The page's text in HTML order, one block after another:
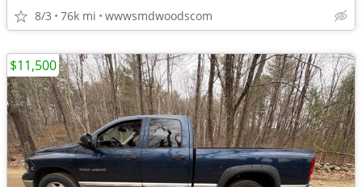
8/3 76k mi wwwsmdwoodscom
$11,500